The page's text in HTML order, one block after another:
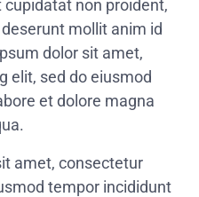
non proident,
mollit anim id
dolor sit amet,
elit, sed do eiusmod
et dolore magna
amet, consectetur
tempor incididunt